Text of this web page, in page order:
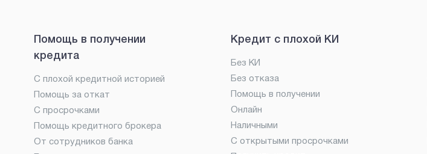
Помощь в получении
кредита
С плохой кредитной историей
Помощь за откат
С просрочками
Помощь кредитного брокера
От сотрудников банка
Кредит с плохой КИ
Без КИ
Без отказа
Помощь в получении
Онлайн
Наличными
С открытыми просрочками